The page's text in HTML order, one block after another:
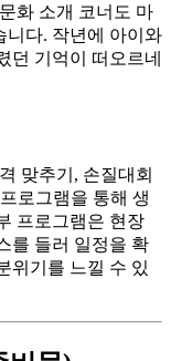
화 소개 코너도 마
니다. 작년에 아이와
던 기억이 떠오르네
맞추기, 손질대회
로그램을 통해 생
프로그램은 현장
를 들러 일정을 확
위기를 느낄 수 있